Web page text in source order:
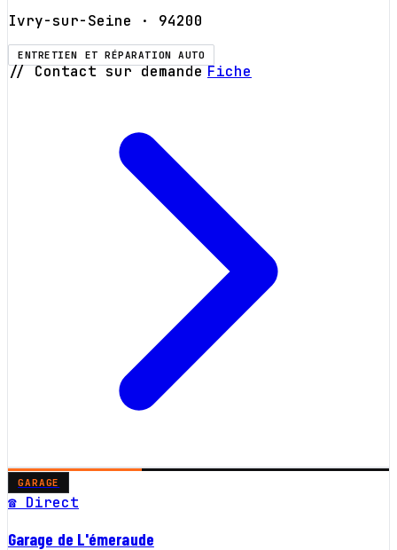
Ivry-sur-Seine · 94200
ENTRETIEN ET RÉPARATION AUTO
// Contact sur demande Fiche
GARAGE
☎ Direct
Garage de L'émeraude